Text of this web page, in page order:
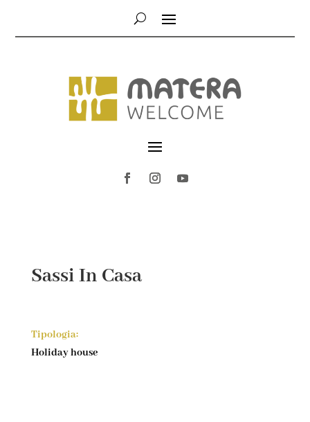
Sassi In Casa
Tipologia:
Holiday house